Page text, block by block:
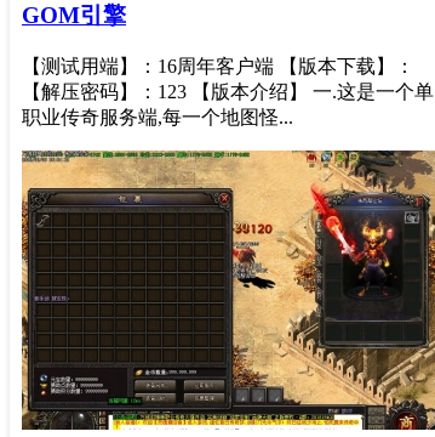
GOM引擎
【测试用端】：16周年客户端 【版本下载】：
【解压密码】：123 【版本介绍】 一.这是一个单
职业传奇服务端,每一个地图怪...